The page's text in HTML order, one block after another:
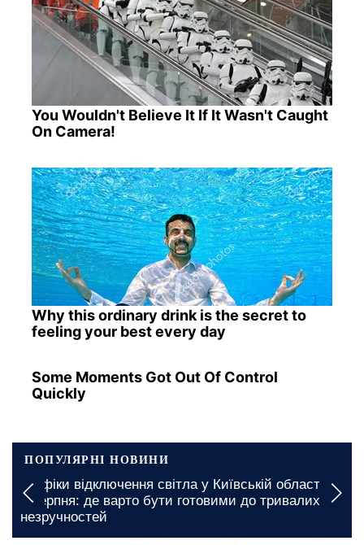
You Wouldn't Believe It If It Wasn't Caught
On Camera!
Why this ordinary drink is the secret to
feeling your best every day
Some Moments Got Out Of Control
Quickly
ПОПУЛЯРНІ НОВИНИ
Графіки відключення світла у Київській області на
7 серпня: де варто бути готовими до тривалих
незручностей